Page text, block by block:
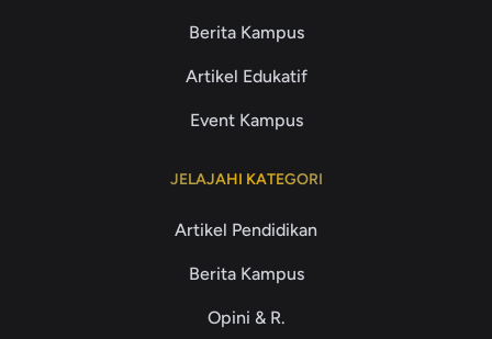
Berita Kampus
Artikel Edukatif
Event Kampus
JELAJAHI KATEGORI
Artikel Pendidikan
Berita Kampus
Opini & R.